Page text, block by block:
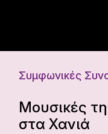
Συμφωνικές
Μουσικές
στα Χανιά